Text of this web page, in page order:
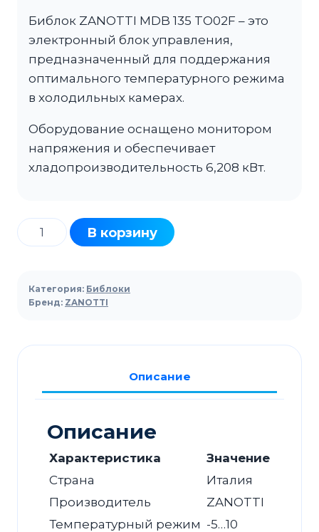
Библок ZANOTTI MDB 135 TO02F – это
электронный блок управления,
предназначенный для поддержания
оптимального температурного режима
в холодильных камерах.
Оборудование оснащено монитором
напряжения и обеспечивает
хладопроизводительность 6,208 кВт.
Количество
товара
ZANOTTI
MDB
TO02F
В корзину
Категория: Библоки
Бренд: ZANOTTI
Описание
Описание
Характеристика
Значение
Страна
Италия
Производитель
ZANOTTI
Температурный режим -5…10